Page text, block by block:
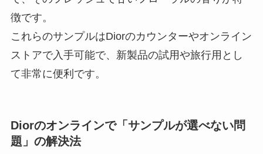
徴です。
これらのサンプルはDiorのカウンターやオンライン
ストアで入手可能で、新製品の試用や旅行用とし
て非常に便利です。
Diorのオンラインで「サンプルが選べない問
題」の解決法